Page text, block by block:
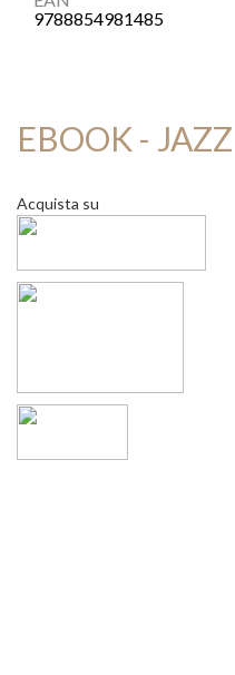
9788854981485
EBOOK -
Acquista su